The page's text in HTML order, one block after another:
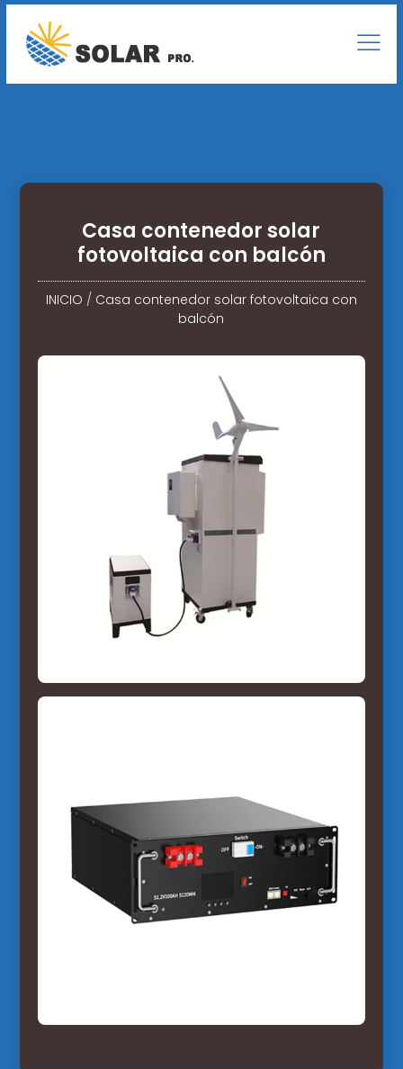
Casa contenedor solar
fotovoltaica con balcón
INICIO / Casa contenedor solar fotovoltaica con
balcón